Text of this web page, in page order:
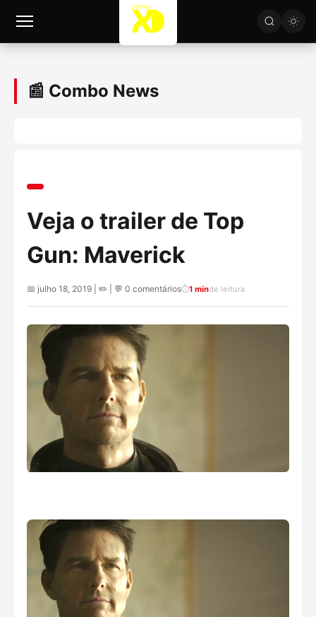
📰 Combo News
Veja o trailer de Top
Gun: Maverick
📅 julho 18, 2019 | ✏️ | 💬 0 comentários⏱️1 minde leitura